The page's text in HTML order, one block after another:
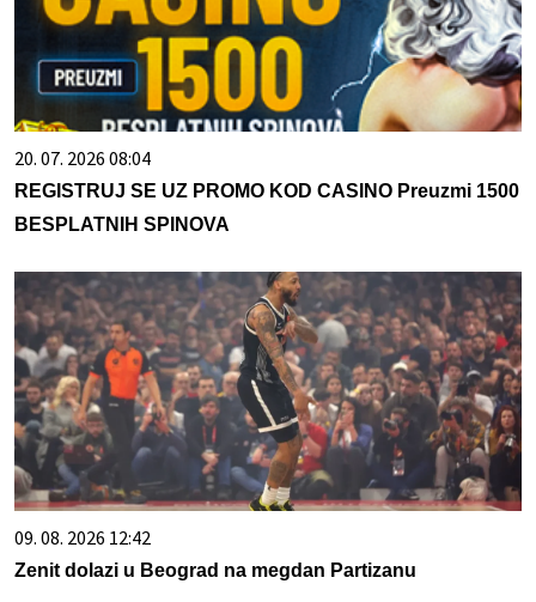
20. 07. 2026 08:04
REGISTRUJ SE UZ PROMO KOD CASINO Preuzmi 1500
BESPLATNIH SPINOVA
09. 08. 2026 12:42
Zenit dolazi u Beograd na megdan Partizanu